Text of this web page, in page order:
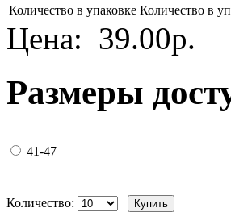
Количество в упаковке Количество в
Цена: 39.00р.
Размеры
41-47
Количество: